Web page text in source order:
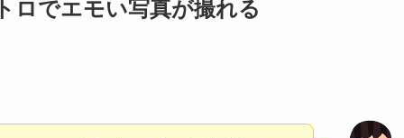
ロでエモい写真が撮れる